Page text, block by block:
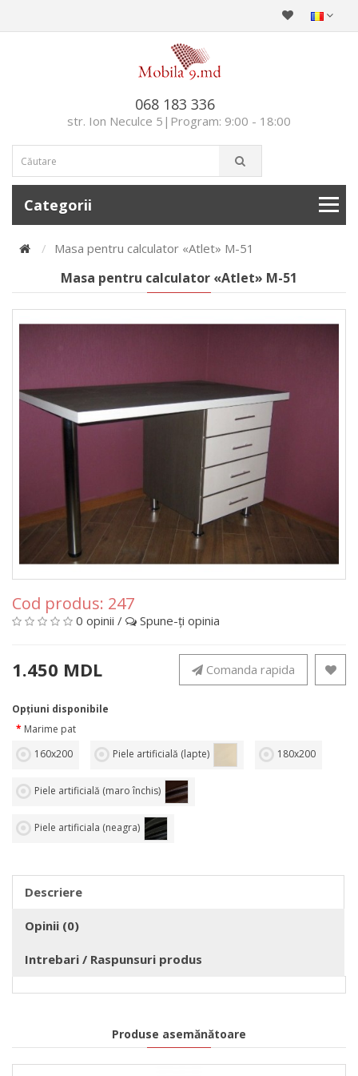
068 183 336
str. Ion Neculce 5|Program: 9:00 - 18:00
Categorii
Masa pentru calculator «Atlet» M-51
Masa pentru calculator «Atlet» M-51
Cod produs: 247
0 opinii / Spune-ţi opinia
1.450 MDL Comanda rapida
Opţiuni disponibile
Marime pat
160х200
Piele artificială (lapte) 180х200
Piele artificială (maro închis)
Piele artificiala (neagra)
Descriere
Opinii (0)
Intrebari / Raspunsuri produs
Produse asemănătoare